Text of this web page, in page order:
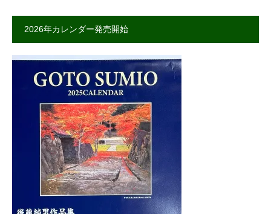
2026年カレンダー発売開始